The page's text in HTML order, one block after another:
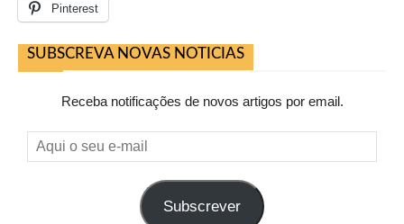
Pinterest
SUBSCREVA NOVAS NOTICIAS
Receba notificações de novos artigos por email.
Aqui
o
Subscrever